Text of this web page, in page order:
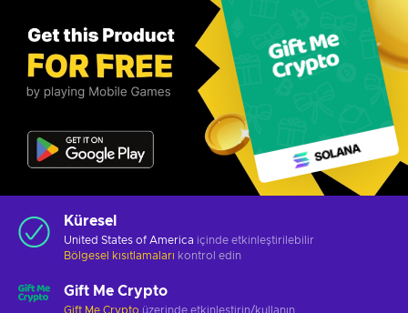
Küresel
United States of America içinde etkinleştirilebilir
Bölgesel kısıtlamaları kontrol edin
Gift Me Crypto
Gift Me Crypto üzerinde etkinleştirin/kullanın